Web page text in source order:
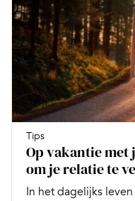
Tips
Op vakantie met
om je relatie te
In het dagelijks